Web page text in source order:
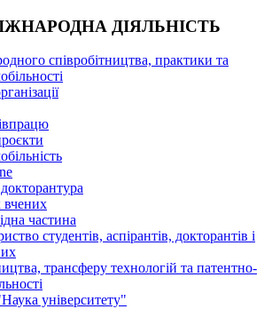
ДІЯЛЬНІСТЬ
співробітництва, практики та
вчених
частина
студентів, аспірантів, докторантів і
трансферу технологій та патентно-
університету"